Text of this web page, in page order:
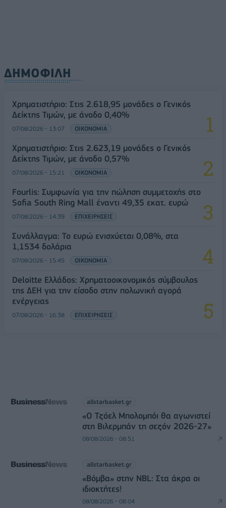
ΔΗΜΟΦΙΛΗ
Χρηματιστήριο: Στις 2.618,95 μονάδες ο Γενικός
Δείκτης Τιμών, με άνοδο 0,40%
07/08/2026 - 13:07 ΟΙΚΟΝΟΜΙΑ
Χρηματιστήριο: Στις 2.623,19 μονάδες ο Γενικός
Δείκτης Τιμών, με άνοδο 0,57%
07/08/2026 - 15:21 ΟΙΚΟΝΟΜΙΑ
Fourlis: Συμφωνία για την πώληση συμμετοχής στο
Sofia South Ring Mall έναντι 49,35 εκατ. ευρώ
07/08/2026 - 14:39 ΕΠΙΧΕΙΡΗΣΕΙΣ
Συνάλλαγμα: Το ευρώ ενισχύεται 0,08%, στα
1,1534 δολάρια
07/08/2026 - 15:45 ΟΙΚΟΝΟΜΙΑ
Deloitte Ελλάδος: Χρηματοοικονομικός σύμβουλος
της ΔΕΗ για την είσοδο στην πολωνική αγορά
ενέργειας
07/08/2026 - 16:38 ΕΠΙΧΕΙΡΗΣΕΙΣ
allstarbasket.gr
«Ο Τζόελ Μπολομπόι θα αγωνιστεί
στη Βιλερμπάν τη σεζόν 2026-27»
08/08/2026 - 08:51
allstarbasket.gr
«Βόμβα» στην NBL: Στα άκρα οι
ιδιοκτήτες!
08/08/2026 - 08:04